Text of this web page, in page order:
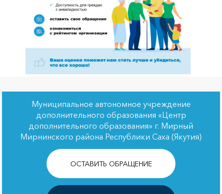
Муниципальное автономное учреждение
дополнительного образования «Центр
дополнительного образования» г. Мирный
Мирнинского района Республики Саха (Якутия)
ОСТАВИТЬ ОБРАЩЕНИЕ